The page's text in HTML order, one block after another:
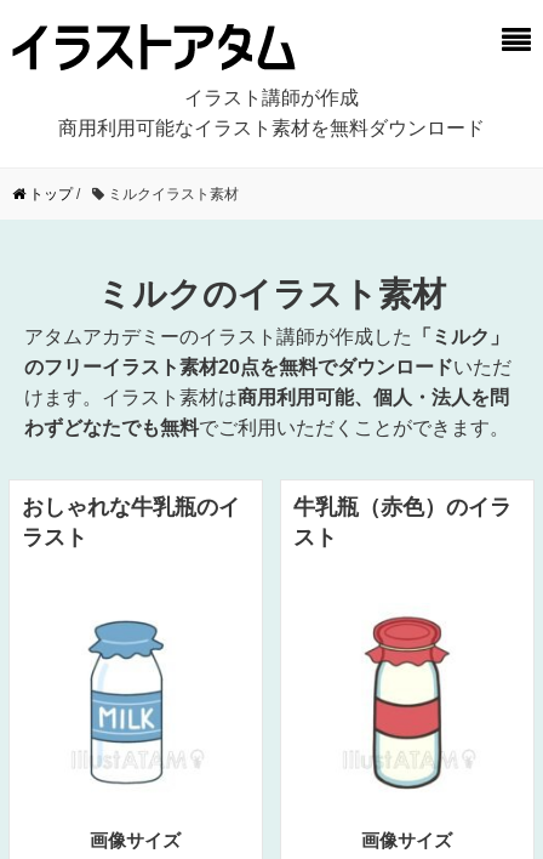
イラスト講師が作成
商用利用可能なイラスト素材を無料ダウンロード
トップ/ ミルクイラスト素材
ミルクのイラスト素材
アタムアカデミーのイラスト講師が作成した
「ミルク」
のフリーイラスト素材20点を無料でダウンロードいただ
けます。イラスト素材は商用利用可能、個人・法人を問
わずどなたでも無料でご利用いただくことができます。
おしゃれな牛乳瓶のイ
ラスト
画像サイズ
牛乳瓶（赤色）のイラ
スト
画像サイズ